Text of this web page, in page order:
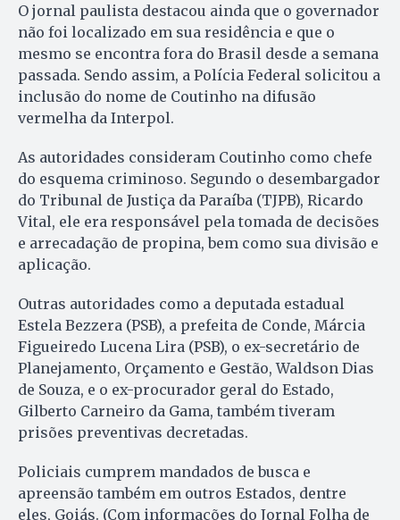
O jornal paulista destacou ainda que o governador
não foi localizado em sua residência e que o
mesmo se encontra fora do Brasil desde a semana
passada. Sendo assim, a Polícia Federal solicitou a
inclusão do nome de Coutinho na difusão
vermelha da Interpol.
As autoridades consideram Coutinho como chefe
do esquema criminoso. Segundo o desembargador
do Tribunal de Justiça da Paraíba (TJPB), Ricardo
Vital, ele era responsável pela tomada de decisões
e arrecadação de propina, bem como sua divisão e
aplicação.
Outras autoridades como a deputada estadual
Estela Bezzera (PSB), a prefeita de Conde, Márcia
Figueiredo Lucena Lira (PSB), o ex-secretário de
Planejamento, Orçamento e Gestão, Waldson Dias
de Souza, e o ex-procurador geral do Estado,
Gilberto Carneiro da Gama, também tiveram
prisões preventivas decretadas.
Policiais cumprem mandados de busca e
apreensão também em outros Estados, dentre
eles, Goiás. (Com informações do Jornal Folha de